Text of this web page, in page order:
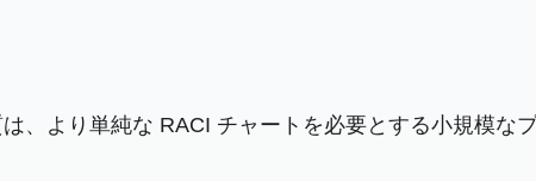
、より単純な RACI チャートを必要とする小規模な